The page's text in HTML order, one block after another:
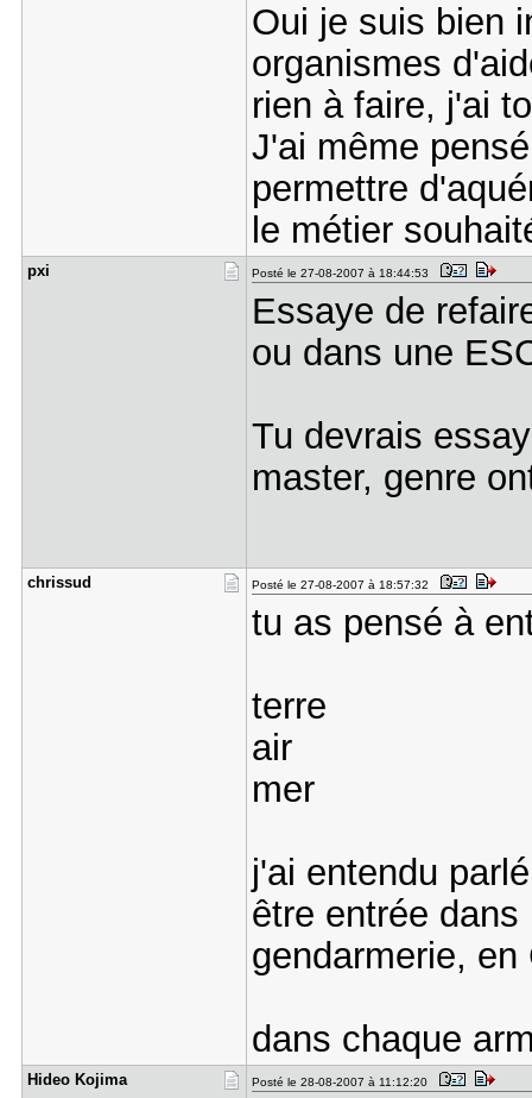
Oui je suis bien
organismes
rien à faire, j'ai
J'ai même
permettre
le métier
pxi Posté le 27-08-2007 à 18:44:53
Essaye de
ou dans une
Tu devrais
master, genre
chrissud Posté le 27-08-2007 à 18:57:32
tu as pensé à
terre
air
mer
j'ai entendu
être entrée
gendarmerie, en
dans chaque
Hideo Koji​ma Posté le 28-08-2007 à 11:12:20